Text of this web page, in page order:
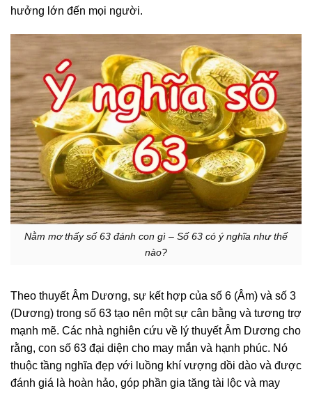
hưởng lớn đến mọi người.
Nằm mơ thấy số 63 đánh con gì – Số 63 có ý nghĩa như thế
nào?
Theo thuyết Âm Dương, sự kết hợp của số 6 (Âm) và số 3
(Dương) trong số 63 tạo nên một sự cân bằng và tương trợ
mạnh mẽ. Các nhà nghiên cứu về lý thuyết Âm Dương cho
rằng, con số 63 đại diện cho may mắn và hạnh phúc. Nó
thuộc tầng nghĩa đẹp với luồng khí vượng dồi dào và được
đánh giá là hoàn hảo, góp phần gia tăng tài lộc và may